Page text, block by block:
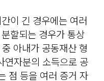
이 긴 경우에는 여러
할되는 경우가 통상
아내가 공동재산 형
연자분의 소득으로 공
점 등을 여러 증거 자